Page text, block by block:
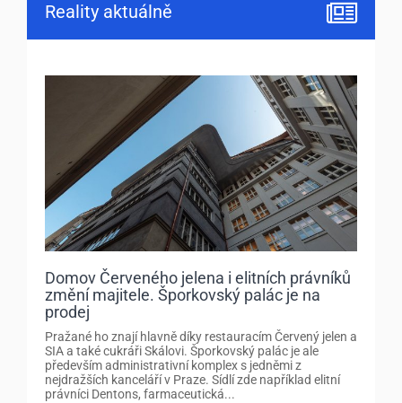
Reality aktuálně
Domov Červeného jelena i elitních právníků
změní majitele. Šporkovský palác je na
prodej
Pražané ho znají hlavně díky restauracím Červený jelen a
SIA a také cukráři Skálovi. Šporkovský palác je ale
především administrativní komplex s jedněmi z
nejdražších kanceláří v Praze. Sídlí zde například elitní
právníci Dentons, farmaceutická...